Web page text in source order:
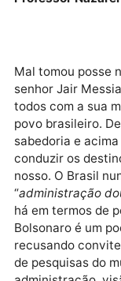
Professor
Mal tomou
senhor Jair
todos com a
povo brasileiro.
sabedoria e
conduzir os